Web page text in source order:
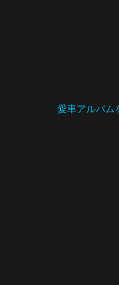
愛車アルバム